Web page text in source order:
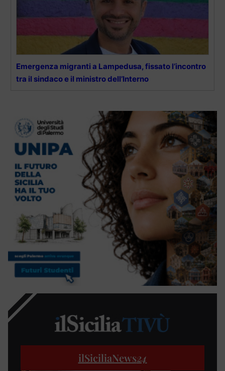
Emergenza migranti a Lampedusa, fissato l’incontro
tra il sindaco e il ministro dell’Interno
ilSiciliaNews24